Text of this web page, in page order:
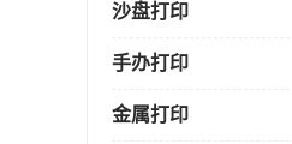
沙盘打印
手办打印
金属打印